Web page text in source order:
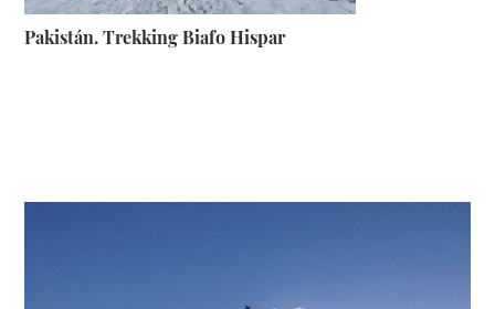
Pakistán. Trekking Biafo Hispar